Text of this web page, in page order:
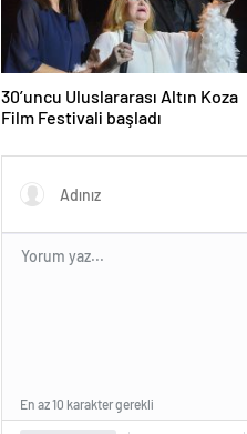
30’uncu Uluslararası Altın Koza
Film Festivali başladı
En az 10 karakter gerekli